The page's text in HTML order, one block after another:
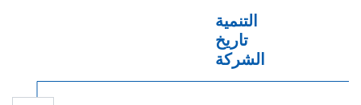
التنمية
تاريخ
الشركة